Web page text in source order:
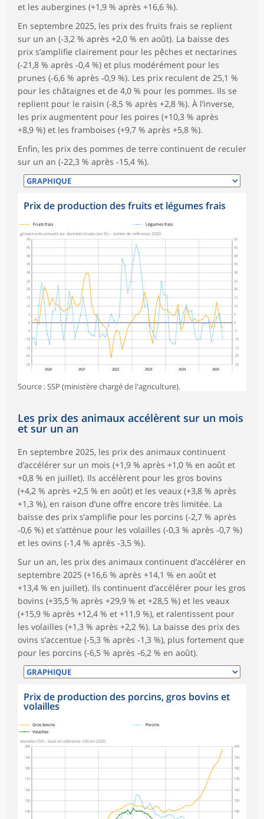
et les aubergines (+1,9 % après +16,6 %).
En septembre 2025, les prix des fruits frais se replient
sur un an (‑3,2 % après +2,0 % en août). La baisse des
prix s’amplifie clairement pour les pêches et nectarines
(‑21,8 % après ‑0,4 %) et plus modérément pour les
prunes (‑6,6 % après ‑0,9 %). Les prix reculent de 25,1 %
pour les châtaignes et de 4,0 % pour les pommes. Ils se
replient pour le raisin (‑8,5 % après +2,8 %). À l’inverse,
les prix augmentent pour les poires (+10,3 % après
+8,9 %) et les framboises (+9,7 % après +5,8 %).
Enfin, les prix des pommes de terre continuent de reculer
sur un an (‑22,3 % après ‑15,4 %).
Prix de production des fruits et légumes frais
0
5
10
15
20
25
30
35
40
45
50
-5
-10
-15
-20
-25 -25
-20
-15
-10
-5
0
5
10
15
20
25
30
35
40
45
50
glissements annuels sur données brutes (en %) – année de référence 2020
2020 2021 2022 2023 2024 2025
Fruits frais Légumes frais
Source : SSP (ministère chargé de l'agriculture).
Les prix des animaux accélèrent sur un mois
et sur un an
En septembre 2025, les prix des animaux continuent
d’accélérer sur un mois (+1,9 % après +1,0 % en août et
+0,8 % en juillet). Ils accélèrent pour les gros bovins
(+4,2 % après +2,5 % en août) et les veaux (+3,8 % après
+1,3 %), en raison d’une offre encore très limitée. La
baisse des prix s’amplifie pour les porcins (‑2,7 % après
‑0,6 %) et s’atténue pour les volailles (‑0,3 % après ‑0,7 %)
et les ovins (‑1,4 % après ‑3,5 %).
Sur un an, les prix des animaux continuent d’accélérer en
septembre 2025 (+16,6 % après +14,1 % en août et
+13,4 % en juillet). Ils continuent d’accélérer pour les gros
bovins (+35,5 % après +29,9 % et +28,5 %) et les veaux
(+15,9 % après +12,4 % et +11,9 %), et ralentissent pour
les volailles (+1,3 % après +2,2 %). La baisse des prix des
ovins s’accentue (‑5,3 % après ‑1,3 %), plus fortement que
pour les porcins (‑6,5 % après ‑6,2 % en août).
Prix de production des porcins, gros bovins et
volailles
140
150
160
170
180
190
200
140
150
160
170
180
190
200
données CVS - base et référence 100 en 2020
Gros bovins
Porcins
Volailles